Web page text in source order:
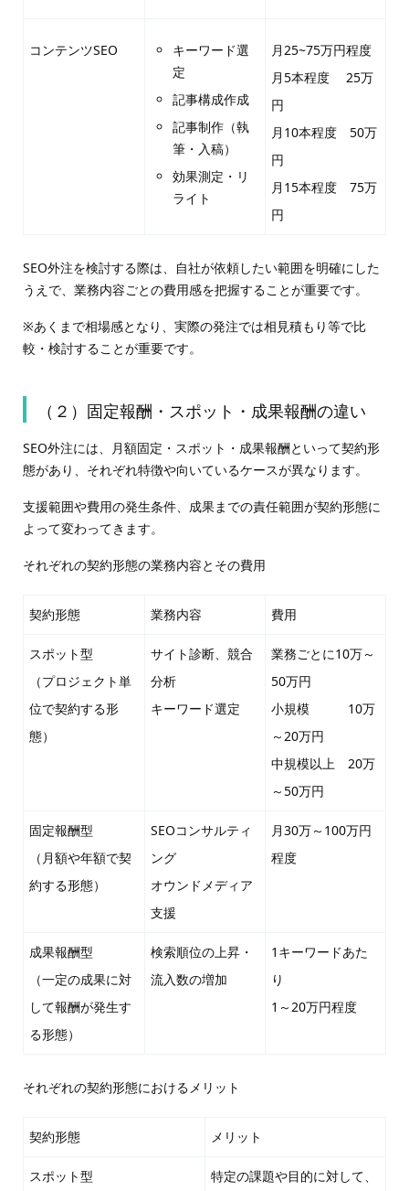
コンテンツSEO
キーワード選
定
記事構成作成
記事制作（執
筆・入稿）
効果測定・リ
ライト
月25~75万円程度
月5本程度 25万
円
月10本程度 50万
円
月15本程度 75万
円
SEO外注を検討する際は、自社が依頼したい範囲を明確にした
うえで、業務内容ごとの費用感を把握することが重要です。
※あくまで相場感となり、実際の発注では相見積もり等で比
較・検討することが重要です。
（２）固定報酬・スポット・成果報酬の違い
SEO外注には、月額固定・スポット・成果報酬といって契約形
態があり、それぞれ特徴や向いているケースが異なります。
支援範囲や費用の発生条件、成果までの責任範囲が契約形態に
よって変わってきます。
それぞれの契約形態の業務内容とその費用
契約形態 業務内容 費用
スポット型
（プロジェクト単
位で契約する形
態）
サイト診断、競合
分析
キーワード選定
業務ごとに10万～
50万円
小規模 10万
～20万円
中規模以上 20万
～50万円
固定報酬型
（月額や年額で契
約する形態）
SEOコンサルティ
ング
オウンドメディア
支援
月30万～100万円
程度
成果報酬型
（一定の成果に対
して報酬が発生す
る形態）
検索順位の上昇・
流入数の増加
1キーワードあた
り
1～20万円程度
それぞれの契約形態におけるメリット
契約形態 メリット
スポット型 特定の課題や目的に対して、